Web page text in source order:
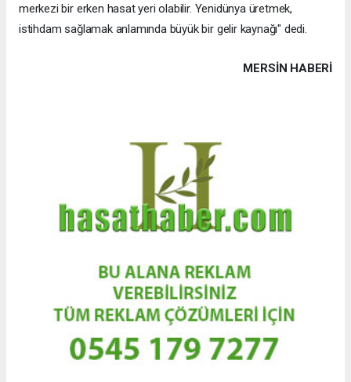
merkezi bir erken hasat yeri olabilir. Yenidünya üretmek,
istihdam sağlamak anlamında büyük bir gelir kaynağı" dedi.
MERSIN HABERİ